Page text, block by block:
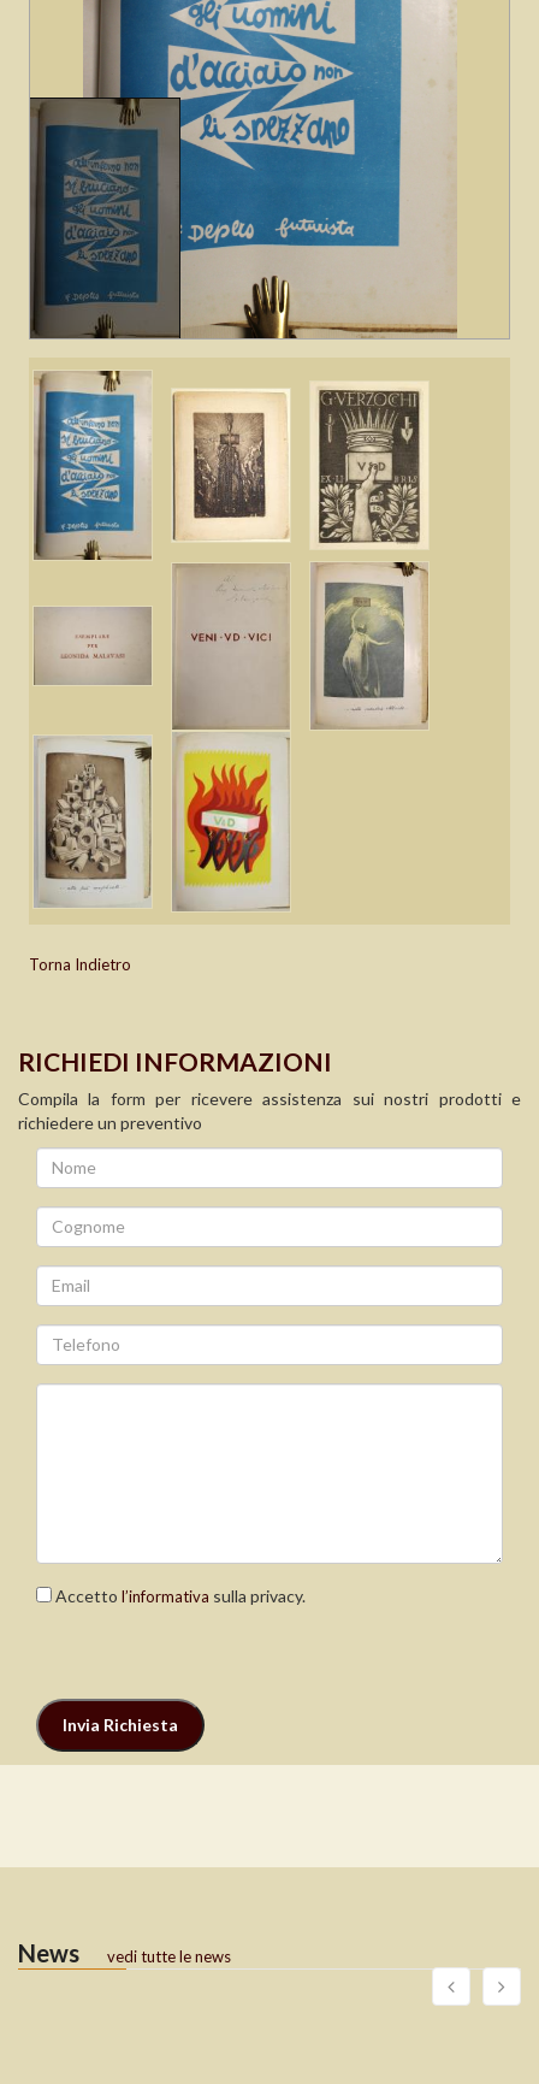
Torna Indietro
RICHIEDI INFORMAZIONI
Compila la form per ricevere assistenza sui nostri prodotti e
richiedere un preventivo
Accetto l’informativa sulla privacy.
News vedi tutte le news